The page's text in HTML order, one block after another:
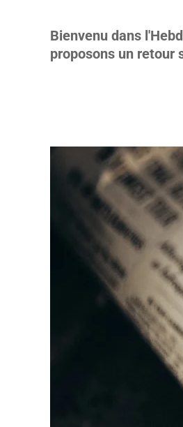
Bienvenu dans
proposons un retour